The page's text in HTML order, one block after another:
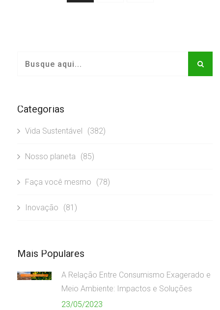
Categorias
Vida Sustentável (382)
Nosso planeta (85)
Faça você mesmo (78)
Inovação (81)
Mais Populares
A Relação Entre Consumismo Exagerado e
Meio Ambiente: Impactos e Soluções
23/05/2023